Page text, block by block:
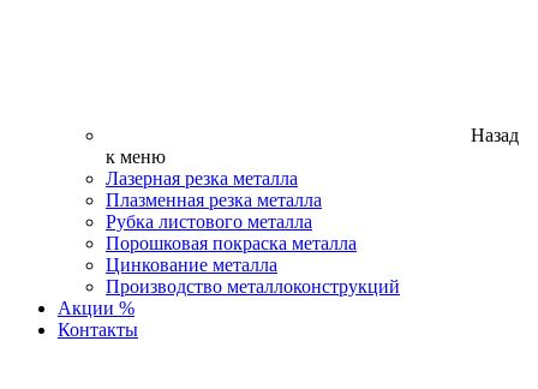
Назад
к меню
Лазерная резка металла
Плазменная резка металла
Рубка листового металла
Порошковая покраска металла
Цинкование металла
Производство металлоконструкций
Акции %
Контакты